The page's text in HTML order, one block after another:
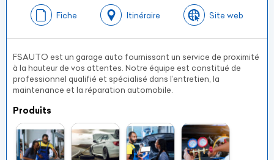
Fiche Itinéraire Site web
FSAUTO est un garage auto fournissant un service de proximité
à la hauteur de vos attentes. Notre équipe est constitué de
professionnel qualifié et spécialisé dans l’entretien, la
maintenance et la réparation automobile.
Produits